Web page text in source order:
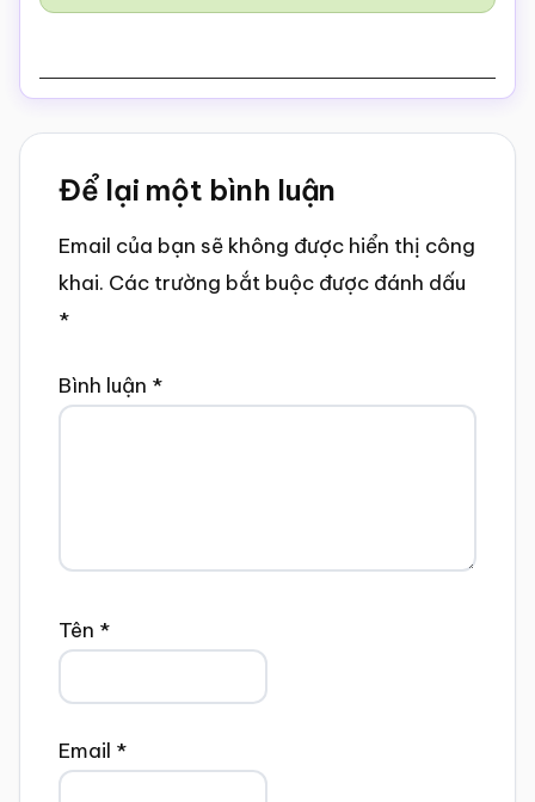
Reader
Interactions
Để lại một bình luận
Email của bạn sẽ không được hiển thị công
khai. Các trường bắt buộc được đánh dấu
*
Bình luận *
Tên *
Email *